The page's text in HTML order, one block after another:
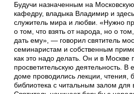
Будучи назначенным на
кафедру, владыка Владимир и
служитель мира и любви. «Нужно
о том, что взять от народа, но о
дать ему», — говорил святитель
семинаристам и собственным
как это надо делать. Он и в Москве
просветительскую деятельность. В
доме проводились лекции, чтения,
библиотека с читальным залом для